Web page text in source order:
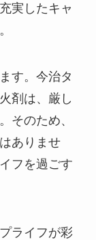
実したキャ
す。今治タ
剤は、厳し
そのため、
ありませ
フを過ごす
ライフが彩